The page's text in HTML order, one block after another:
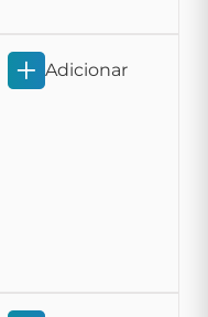
Adicionar